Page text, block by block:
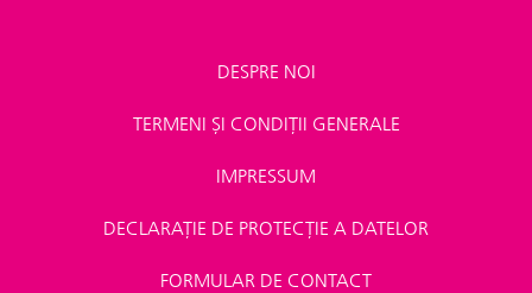
DESPRE NOI
TERMENI ȘI CONDIȚII GENERALE
IMPRESSUM
DECLARAȚIE DE PROTECȚIE A DATELOR
FORMULAR DE CONTACT